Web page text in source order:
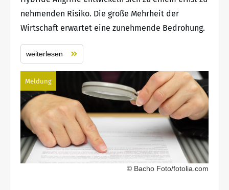
nehmenden Risiko. Die große Mehrheit der
Wirtschaft erwartet eine zunehmende Bedrohung.
weiterlesen
Meldung
© Bacho Foto/fotolia.com